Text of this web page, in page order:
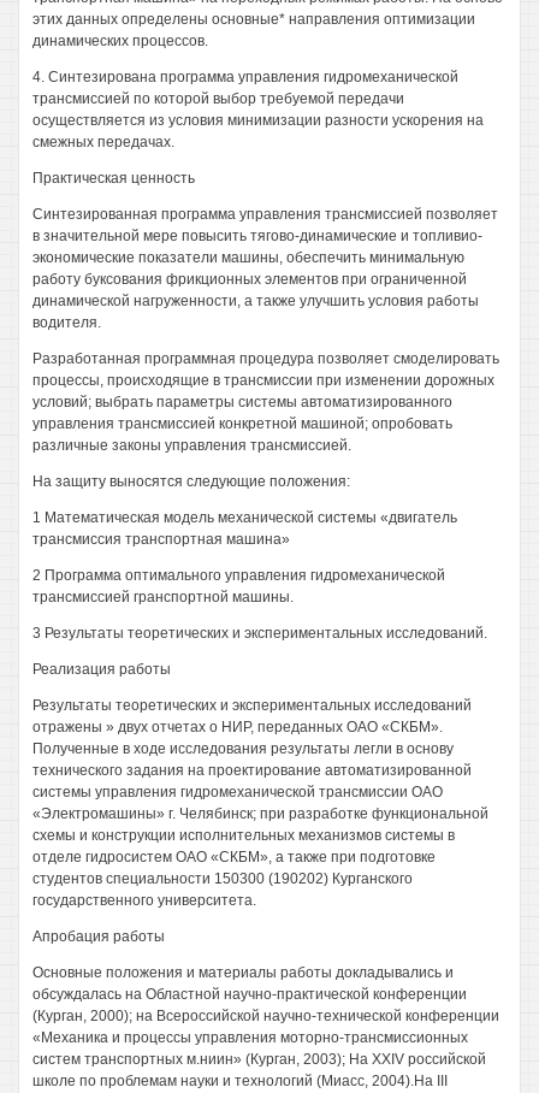
этих данных определены основные* направления оптимизации
динамических процессов.
4. Синтезирована программа управления гидромеханической
трансмиссией по которой выбор требуемой передачи
осуществляется из условия минимизации разности ускорения на
смежных передачах.
Практическая ценность
Синтезированная программа управления трансмиссией позволяет
в значительной мере повысить тягово-динамические и топливио-
экономические показатели машины, обеспечить минимальную
работу буксования фрикционных элементов при ограниченной
динамической нагруженности, а также улучшить условия работы
водителя.
Разработанная программная процедура позволяет смоделировать
процессы, происходящие в трансмиссии при изменении дорожных
условий; выбрать параметры системы автоматизированного
управления трансмиссией конкретной машиной; опробовать
различные законы управления трансмиссией.
На защиту выносятся следующие положения:
1 Математическая модель механической системы «двигатель
трансмиссия транспортная машина»
2 Программа оптимального управления гидромеханической
трансмиссией гранспортной машины.
3 Результаты теоретических и экспериментальных исследований.
Реализация работы
Результаты теоретических и экспериментальных исследований
отражены » двух отчетах о НИР, переданных ОАО «СКБМ».
Полученные в ходе исследования результаты легли в основу
технического задания на проектирование автоматизированной
системы управления гидромеханической трансмиссии ОАО
«Электромашины» г. Челябинск; при разработке функциональной
схемы и конструкции исполнительных механизмов системы в
отделе гидросистем ОАО «СКБМ», а также при подготовке
студентов специальности 150300 (190202) Курганского
государственного университета.
Апробация работы
Основные положения и материалы работы докладывались и
обсуждалась на Областной научно-практической конференции
(Курган, 2000); на Всероссийской научно-технической конференции
«Механика и процессы управления моторно-трансмиссионных
систем транспортных м.ниин» (Курган, 2003); На XXIV российской
школе по проблемам науки и технологий (Миасс, 2004).На III